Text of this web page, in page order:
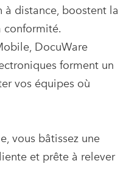
distance, boostent la
conformité.
DocuWare
forment un
vos équipes où
vous bâtissez une
et prête à relever